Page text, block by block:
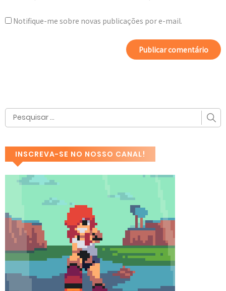
Notifique-me sobre novas publicações por e-mail.
INSCREVA-SE NO NOSSO CANAL!